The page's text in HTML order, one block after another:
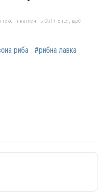
і натисніть Ctrl + Enter, щоб
риба #рибна лавка